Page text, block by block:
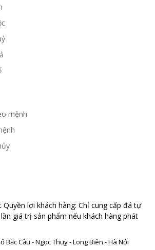
mệnh
Quyền lợi khách hàng: Chỉ cung cấp đá tự
giá trị sản phẩm nếu khách hàng phát
Bắc Cầu - Ngọc Thuỵ - Long Biên - Hà Nội